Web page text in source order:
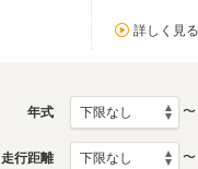
詳しく見る
年式 〜
走行距離 〜